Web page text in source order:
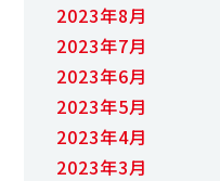
2023年8月
2023年7月
2023年6月
2023年5月
2023年4月
2023年3月